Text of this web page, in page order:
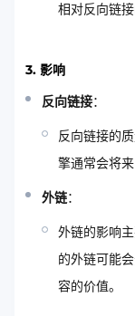
相对反向链接
3. 影响
反向链接：
反向链接的
擎通常会将
外链：
外链的影响
的外链可能
容的价值。